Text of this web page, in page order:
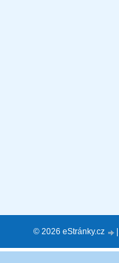
© 2026 eStránky.cz